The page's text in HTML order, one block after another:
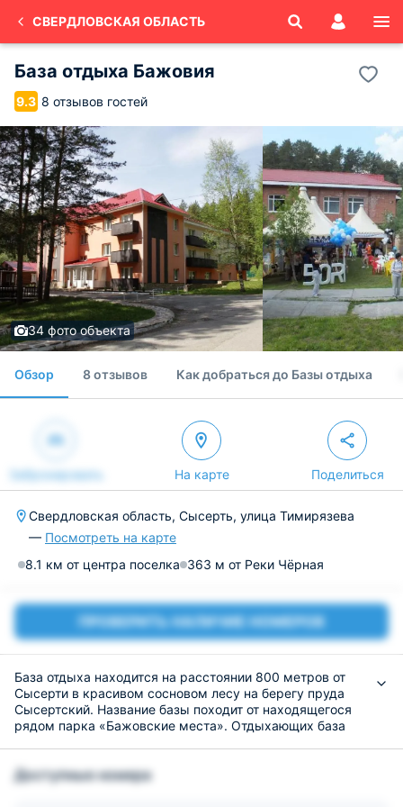
СВЕРДЛОВСКАЯ ОБЛАСТЬ
База отдыха Бажовия
9.3 8 отзывов гостей
34 фото объекта
Обзор 8 отзывов Как добраться до Базы отдыха
Забронировать На карте Поделиться
Свердловская область, Сысерть, улица Тимирязева
— Посмотреть на карте
8.1 км от центра поселка 363 м от Реки Чёрная
ПРОВЕРИТЬ НАЛИЧИЕ НОМЕРОВ
База отдыха находится на расстоянии 800 метров от
Сысерти в красивом сосновом лесу на берегу пруда
Сысертский. Название базы походит от находящегося
рядом парка «Бажовские места». Отдыхающих база
расстояние от города до базы составляет всего около
Доступные номера